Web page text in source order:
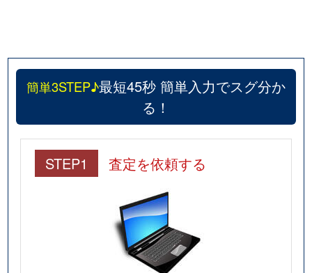
簡単3STEP♪最短45秒 簡単入力でスグ分か
る！
STEP1 査定を依頼する